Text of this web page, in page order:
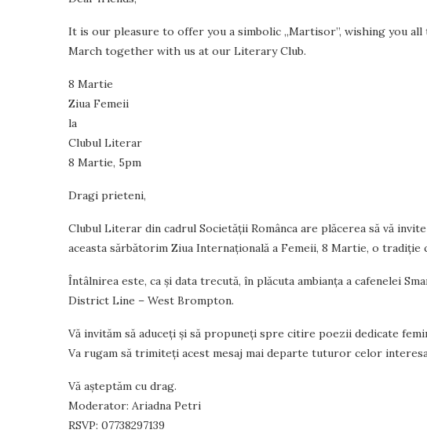
It is our pleasure to offer you a simbolic „Martisor”, wishing you
March together with us at our Literary Club.
8 Martie
Ziua Femeii
la
Clubul Literar
8 Martie, 5pm
Dragi prieteni,
Clubul Literar din cadrul Societăţii Românca are plăcerea să vă
aceasta sărbătorim Ziua Internaţională a Femeii, 8 Martie, o tradiţie
Întâlnirea este, ca şi data trecută, în plăcuta ambianţa a cafenelei
District Line – West Brompton.
Vă invităm să aduceţi şi să propuneţi spre citire poezii dedicate
Va rugam să trimiteţi acest mesaj mai departe tuturor celor
Vă aşteptăm cu drag.
Moderator: Ariadna Petri
RSVP: 07738297139